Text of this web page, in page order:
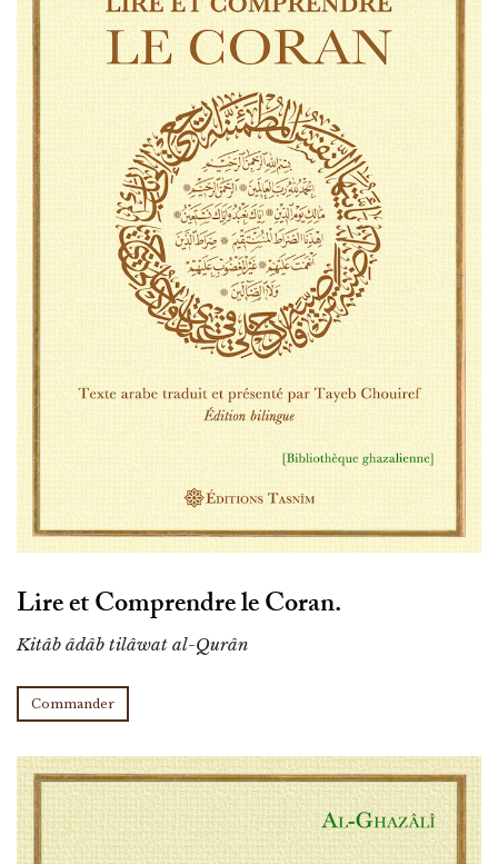
Lire et Comprendre le Coran.
Kitâb âdâb tilâwat al-Qurân
Commander